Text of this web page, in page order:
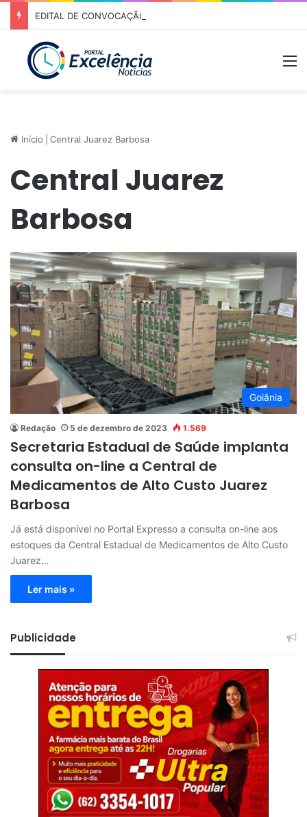
Início Central Juarez Barbosa
Central Juarez
Barbosa
Goiânia
Redação 5 de dezembro de 2023 1.569
Secretaria Estadual de Saúde implanta
consulta on-line a Central de
Medicamentos de Alto Custo Juarez
Barbosa
Já está disponível no Portal Expresso a consulta on-line aos
estoques da Central Estadual de Medicamentos de Alto Custo
Juarez…
Ler mais »
Publicidade